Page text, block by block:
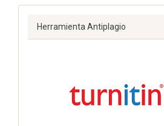
Herramienta Antiplagio